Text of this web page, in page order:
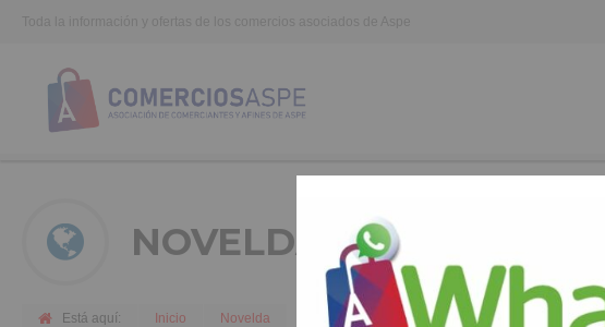
NOVELDA
Está aquí: Inicio Novelda